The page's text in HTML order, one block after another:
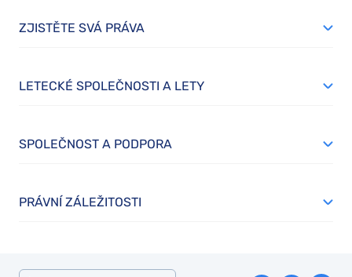
ZJISTĚTE SVÁ PRÁVA
LETECKÉ SPOLEČNOSTI A LETY
SPOLEČNOST A PODPORA
PRÁVNÍ ZÁLEŽITOSTI